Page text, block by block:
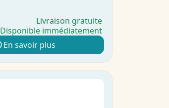
Livraison gratuite
Disponible immédiatement
En savoir plus